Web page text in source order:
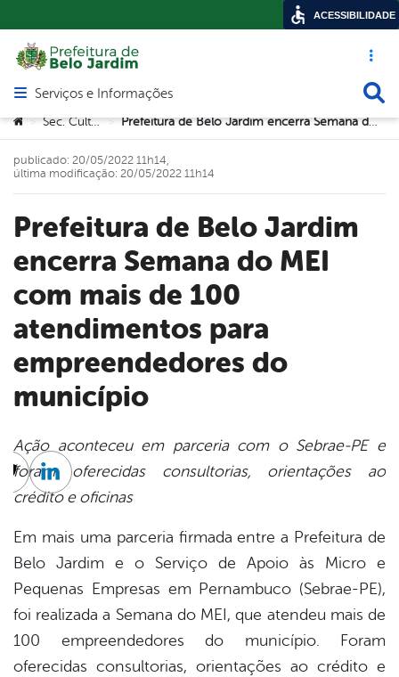
Acesso
Abrir menu principal de navegação
Serviços e Informações
Você está aqui:
> Sec. Cultura > Prefeitura de Belo Jardim encerra Semana do MEI com mais de 100 atendimentos para empreendedores do município
Prefeitura de Belo Jardim
encerra Semana do MEI
com mais de 100
atendimentos para
empreendedores do
município
publicado: 20/05/2022 11h14,
última modificação: 20/05/2022 11h14
Ação aconteceu em parceria com o Sebrae-PE e
foram oferecidas consultorias, orientações ao
crédito e oficinas
Em mais uma parceria firmada entre a Prefeitura de
Belo Jardim e o Serviço de Apoio às Micro e
Pequenas Empresas em Pernambuco (Sebrae-PE),
foi realizada a Semana do MEI, que atendeu mais de
100 empreendedores do município. Foram
oferecidas consultorias, orientações ao crédito e
Twitter
Linkedin
ACESSIBILIDADE